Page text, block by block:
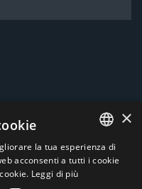
ITALIAN
×
la tua esperienza di
acconsenti a tutti i cookie
Leggi di più